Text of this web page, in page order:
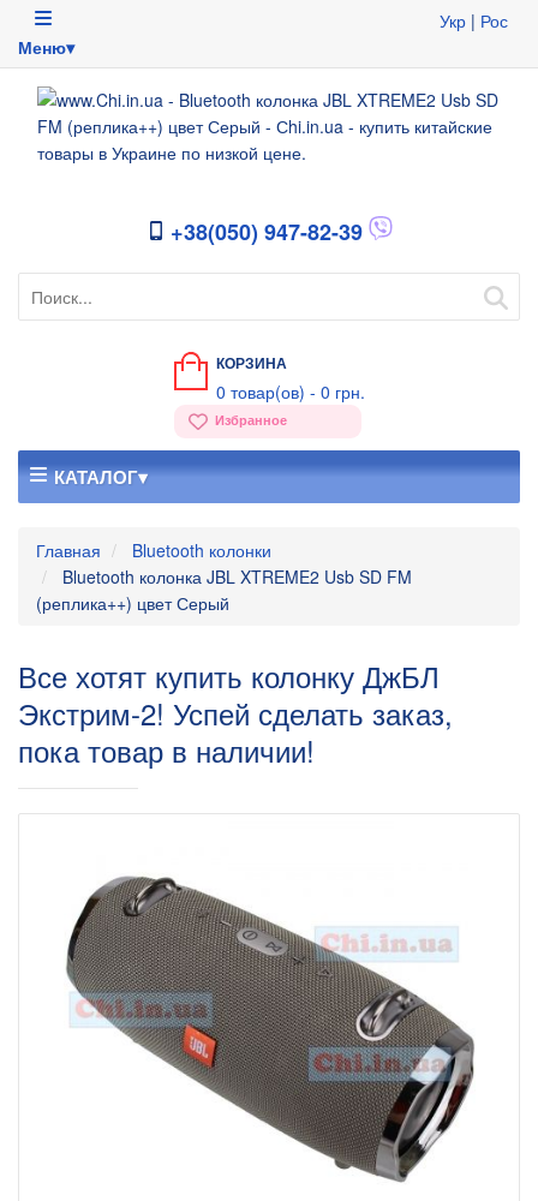
Меню▾
Укр | Рос
+38(050) 947-82-39
КОРЗИНА
0 товар(ов) - 0 грн.
Избранное
КАТАЛОГ▾
Главная
Bluetooth колонки
Bluetooth колонка JBL XTREME2 Usb SD FM
(реплика++) цвет Серый
Все хотят купить колонку ДжБЛ
Экстрим-2! Успей сделать заказ,
пока товар в наличии!